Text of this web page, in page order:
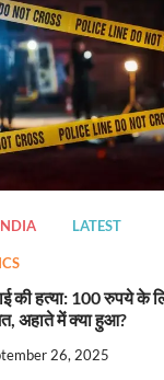
INDIA LATEST
हत्या: 100 रुपये के
अहाते में क्या हुआ?
26, 2025